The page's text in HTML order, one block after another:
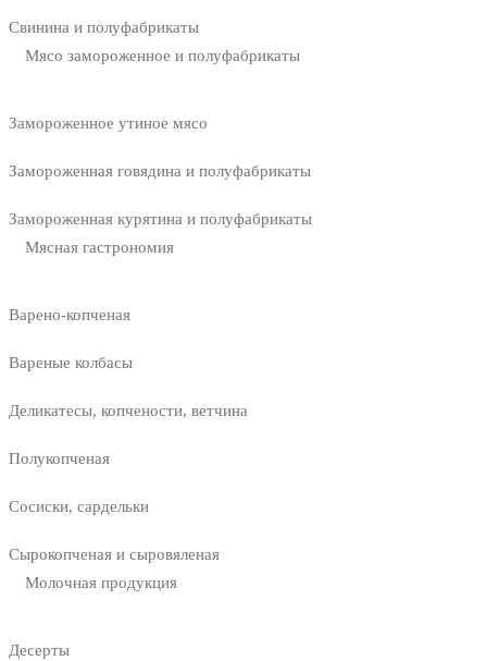
Свинина и полуфабрикаты
Мясо замороженное и полуфабрикаты
Замороженное утиное мясо
Замороженная говядина и полуфабрикаты
Замороженная курятина и полуфабрикаты
Мясная гастрономия
Варено-копченая
Вареные колбасы
Деликатесы, копчености, ветчина
Полукопченая
Сосиски, сардельки
Сырокопченая и сыровяленая
Молочная продукция
Десерты